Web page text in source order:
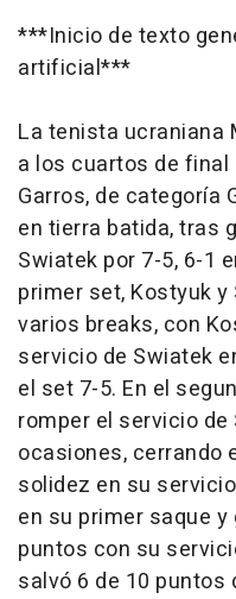
***Inicio de texto
artificial***
La tenista ucraniana
a los cuartos de final
Garros, de categoría
en tierra batida, tras
Swiatek por 7-5, 6-1
primer set, Kostyuk
varios breaks, con
servicio de Swiatek
el set 7-5. En el
romper el servicio
ocasiones, cerrando
solidez en su
en su primer saque y
puntos con su
salvó 6 de 10 puntos